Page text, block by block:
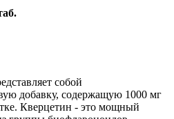
собой
добавку, содержащую 1000 мг
Кверцетин - это мощный